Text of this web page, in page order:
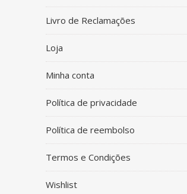
Livro de Reclamações
Loja
Minha conta
Política de privacidade
Política de reembolso
Termos e Condições
Wishlist